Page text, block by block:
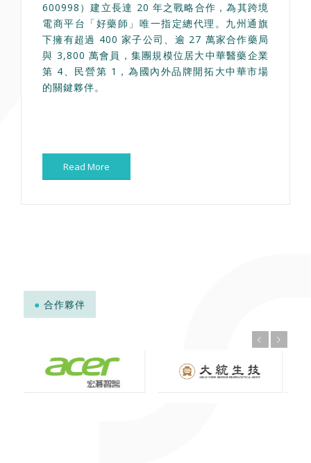
600998）建立長達 20 年之戰略合作，為其跨境
電商平台「好藥師」唯一指定總代理。九州通旗
下擁有超過 400 家子公司、逾 27 萬家合作藥局
與 3,800 萬會員，集團規模位居大中華醫藥企業
第 4、民營第 1，為國內外品牌開拓大中華市場
的關鍵夥伴。
Read More
● 合作夥伴